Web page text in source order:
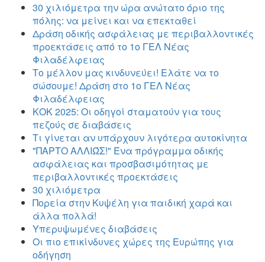
30 χιλιόμετρα την ώρα ανώτατο όριο της
πόλης: να μείνει και να επεκταθεί
Δράση οδικής ασφάλειας με περιβαλλοντικές
προεκτάσεις από το 1ο ΓΕΛ Νέας
Φιλαδέλφειας
Το μέλλον μας κινδυνεύει! Ελάτε να το
σώσουμε! Δράση στο 1ο ΓΕΛ Νέας
Φιλαδέλφειας
ΚΟΚ 2025: Οι οδηγοί σταματούν για τους
πεζούς σε διαβάσεις
Τι γίνεται αν υπάρχουν λιγότερα αυτοκίνητα
"ΠΑΡΤΟ ΑΛΛΙΏΣ!" Ένα πρόγραμμα οδικής
ασφάλειας και προσβασιμότητας με
περιβαλλοντικές προεκτάσεις
30 χιλιόμετρα
Πορεία στην Κυψέλη για παιδική χαρά και
άλλα πολλά!
Υπερυψωμένες διαβάσεις
Οι πιο επικίνδυνες χώρες της Ευρώπης για
οδήγηση